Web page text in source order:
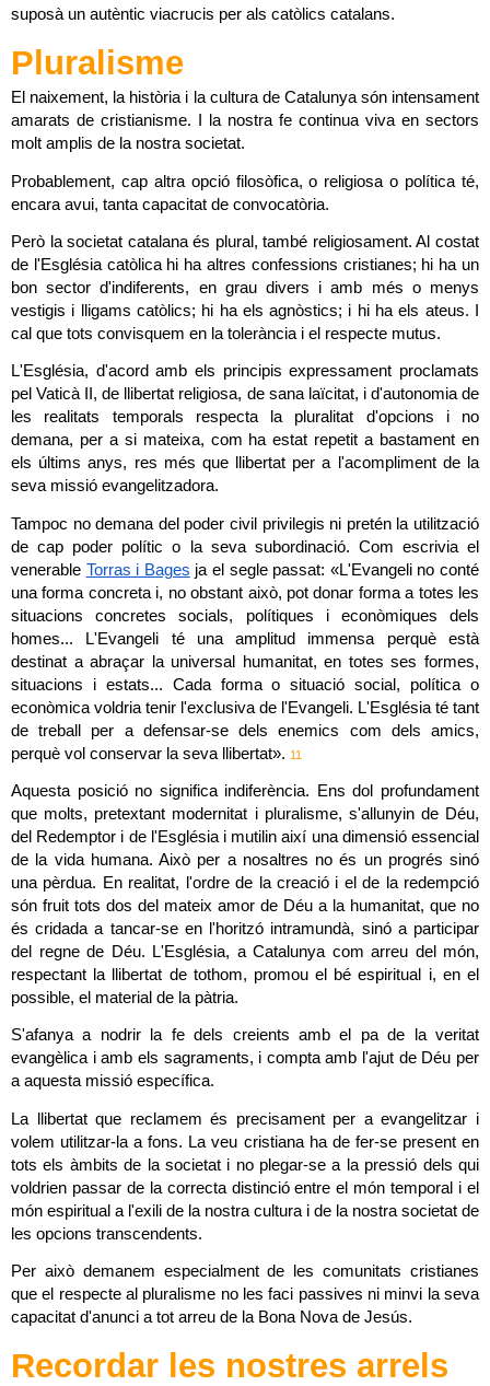
suposà un autèntic viacrucis per als catòlics catalans.
Pluralisme
El naixement, la història i la cultura de Catalunya són intensament
amarats de cristianisme. I la nostra fe continua viva en sectors
molt amplis de la nostra societat.
Probablement, cap altra opció filosòfica, o religiosa o política té,
encara avui, tanta capacitat de convocatòria.
Però la societat catalana és plural, també religiosament. Al costat
de l'Església catòlica hi ha altres confessions cristianes; hi ha un
bon sector d'indiferents, en grau divers i amb més o menys
vestigis i lligams catòlics; hi ha els agnòstics; i hi ha els ateus. I
cal que tots convisquem en la tolerància i el respecte mutus.
L'Església, d'acord amb els principis expressament proclamats
pel Vaticà II, de llibertat religiosa, de sana laïcitat, i d'autonomia de
les realitats temporals respecta la pluralitat d'opcions i no
demana, per a si mateixa, com ha estat repetit a bastament en
els últims anys, res més que llibertat per a l'acompliment de la
seva missió evangelitzadora.
Tampoc no demana del poder civil privilegis ni pretén la utilització
de cap poder polític o la seva subordinació. Com escrivia el
venerable Torras i Bages ja el segle passat: «L'Evangeli no conté
una forma concreta i, no obstant això, pot donar forma a totes les
situacions concretes socials, polítiques i econòmiques dels
homes... L'Evangeli té una amplitud immensa perquè està
destinat a abraçar la universal humanitat, en totes ses formes,
situacions i estats... Cada forma o situació social, política o
econòmica voldria tenir l'exclusiva de l'Evangeli. L'Església té tant
de treball per a defensar-se dels enemics com dels amics,
perquè vol conservar la seva llibertat». 11
Aquesta posició no significa indiferència. Ens dol profundament
que molts, pretextant modernitat i pluralisme, s'allunyin de Déu,
del Redemptor i de l'Església i mutilin així una dimensió essencial
de la vida humana. Això per a nosaltres no és un progrés sinó
una pèrdua. En realitat, l'ordre de la creació i el de la redempció
són fruit tots dos del mateix amor de Déu a la humanitat, que no
és cridada a tancar-se en l'horitzó intramundà, sinó a participar
del regne de Déu. L'Església, a Catalunya com arreu del món,
respectant la llibertat de tothom, promou el bé espiritual i, en el
possible, el material de la pàtria.
S'afanya a nodrir la fe dels creients amb el pa de la veritat
evangèlica i amb els sagraments, i compta amb l'ajut de Déu per
a aquesta missió específica.
La llibertat que reclamem és precisament per a evangelitzar i
volem utilitzar-la a fons. La veu cristiana ha de fer-se present en
tots els àmbits de la societat i no plegar-se a la pressió dels qui
voldrien passar de la correcta distinció entre el món temporal i el
món espiritual a l'exili de la nostra cultura i de la nostra societat de
les opcions transcendents.
Per això demanem especialment de les comunitats cristianes
que el respecte al pluralisme no les faci passives ni minvi la seva
capacitat d'anunci a tot arreu de la Bona Nova de Jesús.
Recordar les nostres arrels